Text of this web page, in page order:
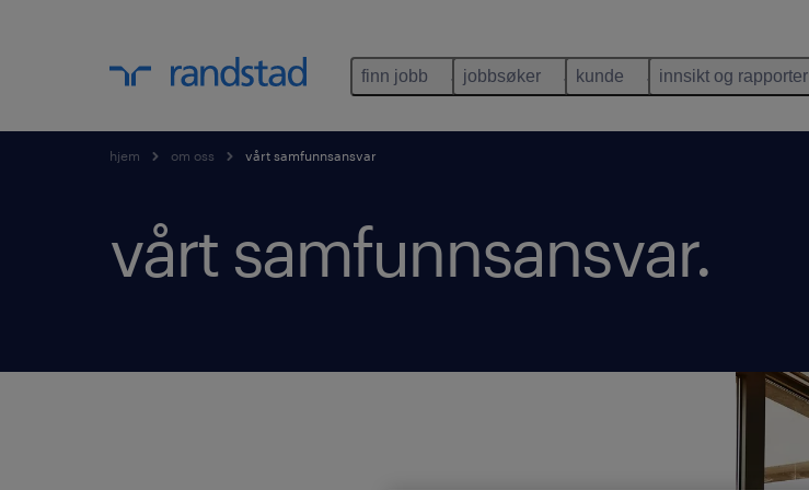
finn jobb jobbsøker kunde innsikt og rapporter
hjem om oss vårt samfunnsansvar
vårt samfunnsansvar.